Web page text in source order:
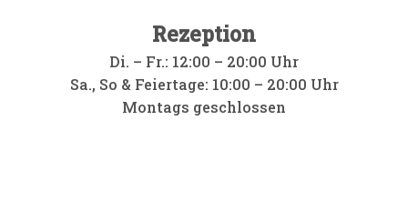
Rezeption
Di. – Fr.: 12:00 – 20:00 Uhr
Sa., So & Feiertage: 10:00 – 20:00 Uhr
Montags geschlossen